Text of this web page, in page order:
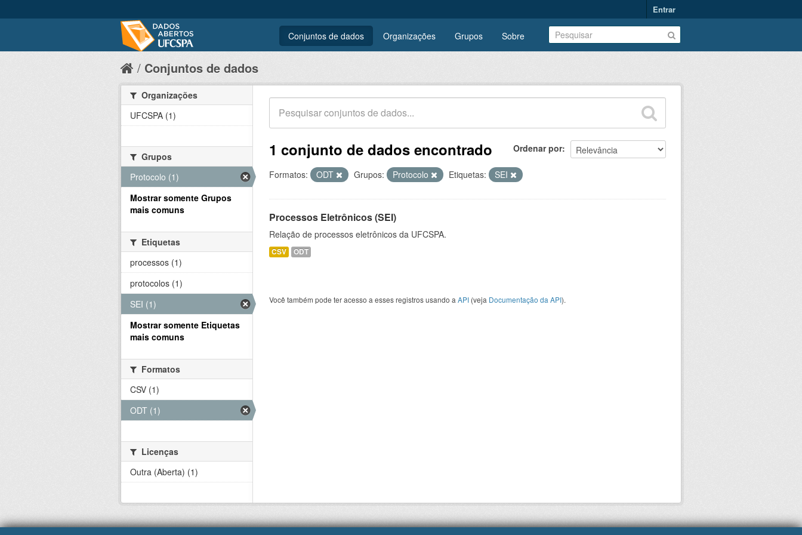
Entrar
Conjuntos de dados Organizações Grupos Sobre
Conjuntos de dados
Ordenar por
1 conjunto de dados encontrado
Formatos: ODT Grupos: Protocolo Etiquetas: SEI
Processos Eletrônicos (SEI)
Relação de processos eletrônicos da UFCSPA.
CSV ODT
Você também pode ter acesso a esses registros usando a API (veja Documentação da API).
Organizações
UFCSPA (1)
Grupos
Protocolo (1)
Mostrar somente Grupos
mais comuns
Etiquetas
processos (1)
protocolos (1)
SEI (1)
Mostrar somente Etiquetas
mais comuns
Formatos
CSV (1)
ODT (1)
Licenças
Outra (Aberta) (1)